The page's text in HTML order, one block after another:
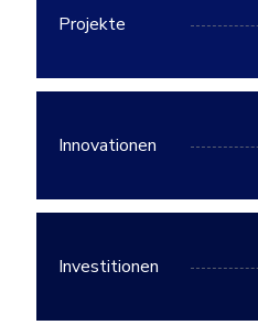
Projekte
Innovationen
Investitionen